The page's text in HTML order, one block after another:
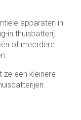
apparaten in
in thuisbatterij.
of meerdere
ze een kleinere